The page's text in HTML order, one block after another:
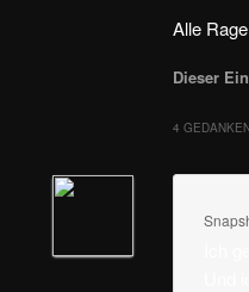
Alle
Dieser
4